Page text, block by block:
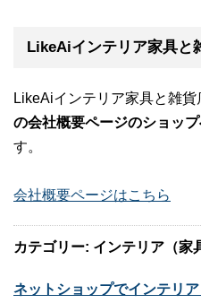
LikeAiインテリア家具と
LikeAiインテリア家具と雑
の会社概要ページのショッ
す。
会社概要ページはこちら
カテゴリー: インテリア（家
ネットショップでインテリ